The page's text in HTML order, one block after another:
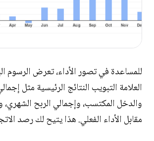
للمساعدة في تصور الأداء، تعرض الرسوم
العلامة التبويب النتائج الرئيسية مثل
والدخل المكتسب، وإجمالي الربح الشهري،
مقابل الأداء الفعلي. هذا يتيح لك رصد